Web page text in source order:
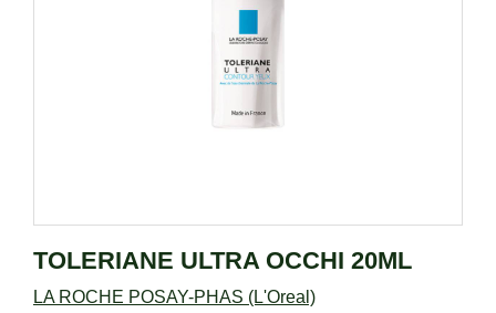
TOLERIANE ULTRA OCCHI 20ML
LA ROCHE POSAY-PHAS (L'Oreal)